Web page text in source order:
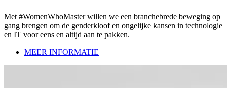
Met #WomenWhoMaster willen we een branchebrede beweging op
gang brengen om de genderkloof en ongelijke kansen in technologie
en IT voor eens en altijd aan te pakken.
MEER INFORMATIE